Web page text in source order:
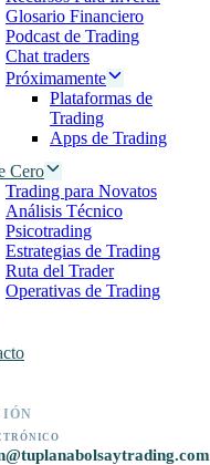
Glosario Financiero
Podcast de Trading
Chat traders
Próximamente
Plataformas de
Trading
Apps de Trading
Cero
Trading para Novatos
Análisis Técnico
Psicotrading
Estrategias de Trading
Ruta del Trader
Operativas de Trading